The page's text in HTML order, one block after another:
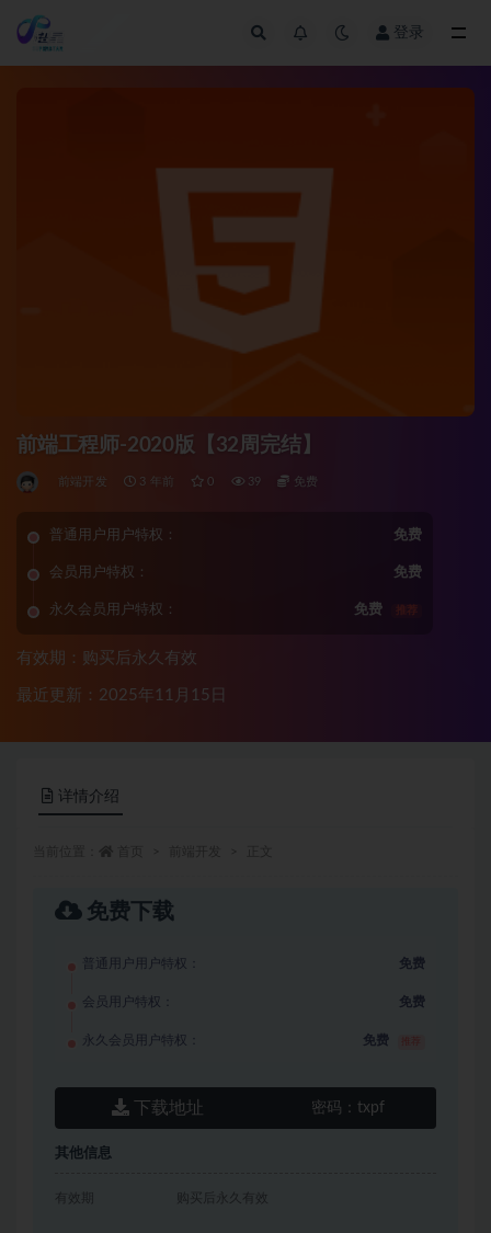
登录
前端工程师-2020版【32周完结】
前端开发 3 年前 0 39 免费
普通用户用户特权： 免费
会员用户特权： 免费
永久会员用户特权： 免费 推荐
有效期：购买后永久有效
最近更新：2025年11月15日
详情介绍
免费下载
普通用户用户特权： 免费
会员用户特权： 免费
永久会员用户特权： 免费
下载地址 密码： txpf
其他信息
有效期 购买后永久有效